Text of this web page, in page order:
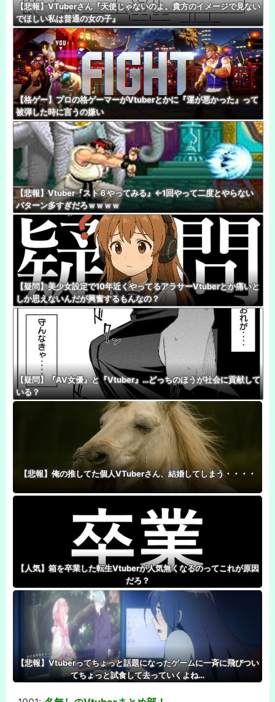
【悲報】VTuberさん『天使じゃないのよ。貴方のイメージで見ない
でほしい私は普通の女の子』
【格ゲー】プロの格ゲーマーがVtuberとかに『運が悪かった』って
被弾した時に言うの嫌い
【悲報】Vtuber『スト６やってみる』←1回やって二度とやらない
パターン多すぎだろｗｗｗｗ
【疑問】美少女設定で10年近くやってるアラサーVtuberとか痛いと
しか思えないんだが興奮するもんなの？
【疑問】『AV女優』と『Vtuber』…どっちのほうが社会に貢献して
いる？
【悲報】俺の推してた個人VTuberさん、結婚してしまう・・・・
【人気】箱を卒業した転生Vtuberが人気無くなるのってこれが原因
だろ？
【悲報】Vtuberってちょっと話題になったゲームに一斉に飛びつい
てちょっと試食して去っていくよね…